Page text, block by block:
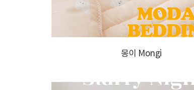
몽이 Mongi